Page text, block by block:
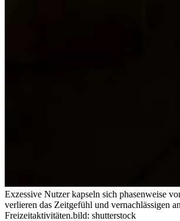
Exzessive Nutzer kapseln sich phasenweise
verlieren das Zeitgefühl und vernachlässigen
Freizeitaktivitäten.bild: shutterstock